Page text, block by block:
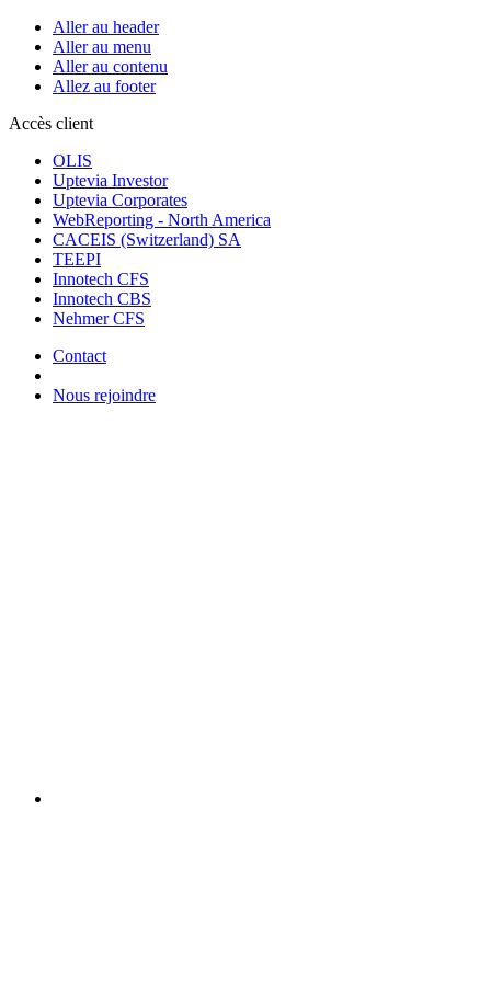
Aller au header
Aller au menu
Aller au contenu
Allez au footer
Accès client
OLIS
Uptevia Investor
Uptevia Corporates
WebReporting - North America
CACEIS (Switzerland) SA
TEEPI
Innotech CFS
Innotech CBS
Nehmer CFS
Contact
Nous rejoindre